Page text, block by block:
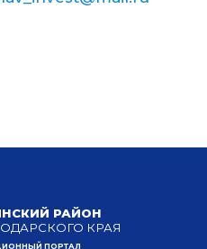
РАЙОН
КРАЯ
ПОРТАЛ